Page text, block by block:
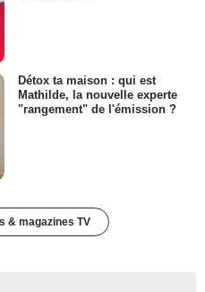
Détox ta maison : qui est
Mathilde, la nouvelle experte
"rangement" de l'émission ?
& magazines TV